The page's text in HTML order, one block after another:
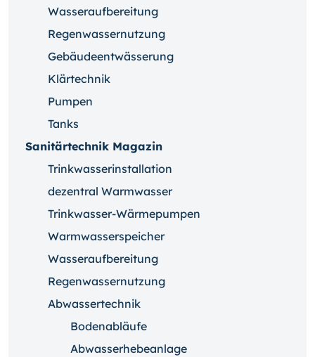
Wasseraufbereitung
Regenwassernutzung
Gebäudeentwässerung
Klärtechnik
Pumpen
Tanks
Sanitärtechnik Magazin
Trinkwasserinstallation
dezentral Warmwasser
Trinkwasser-Wärmepumpen
Warmwasserspeicher
Wasseraufbereitung
Regenwassernutzung
Abwassertechnik
Bodenabläufe
Abwasserhebeanlage